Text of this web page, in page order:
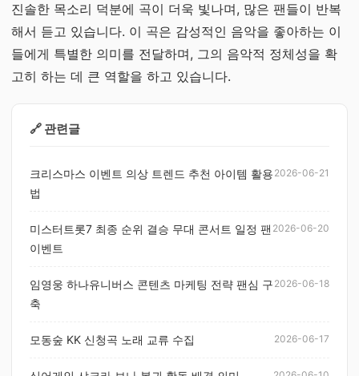
진솔한 목소리 덕분에 곡이 더욱 빛나며, 많은 팬들이 반복
해서 듣고 있습니다. 이 곡은 감성적인 음악을 좋아하는 이
들에게 특별한 의미를 전달하며, 그의 음악적 정체성을 확
고히 하는 데 큰 역할을 하고 있습니다.
🔗 관련글
크리스마스 이벤트 의상 트렌드 추천 아이템 활용
법
2026-06-21
미스터트롯7 최종 순위 결승 무대 콘서트 일정 팬
이벤트
2026-06-20
임영웅 하나유니버스 콘텐츠 마케팅 전략 팬심 구
축
2026-06-18
모동숲 KK 신청곡 노래 교류 수집 2026-06-17